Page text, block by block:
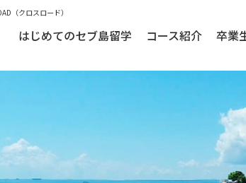
（クロスロード）
はじめてのセブ島留学 コース紹介 卒業